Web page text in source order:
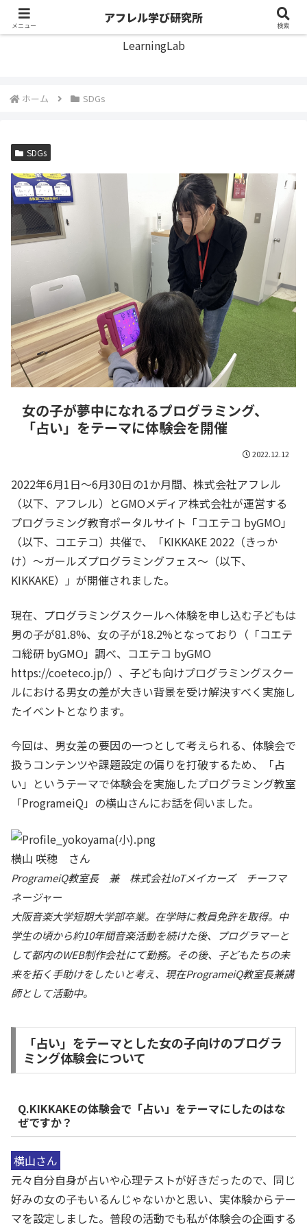
アフレル学び研究所
LearningLab
ホーム SDGs
SDGs
女の子が夢中になれるプログラミング、
「占い」をテーマに体験会を開催
2022.12.12
2022年6月1日～6月30日の1か月間、株式会社アフレル
（以下、アフレル）とGMOメディア株式会社が運営する
プログラミング教育ポータルサイト「コエテコ byGMO」
（以下、コエテコ）共催で、「KIKKAKE 2022（きっか
け）～ガールズプログラミングフェス～（以下、
KIKKAKE）」が開催されました。
現在、プログラミングスクールへ体験を申し込む子どもは
男の子が81.8%、女の子が18.2%となっており（「コエテ
コ総研 byGMO」調べ、コエテコ byGMO
https://coeteco.jp/）、子ども向けプログラミングスクー
ルにおける男女の差が大きい背景を受け解決すべく実施し
たイベントとなります。
今回は、男女差の要因の一つとして考えられる、体験会で
扱うコンテンツや課題設定の偏りを打破するため、「占
い」というテーマで体験会を実施したプログラミング教室
「ProgrameiQ」の横山さんにお話を伺いました。
横山 咲穂 さん
ProgrameiQ教室長 兼 株式会社IoTメイカーズ チーフマ
ネージャー
大阪音楽大学短期大学部卒業。在学時に教員免許を取得。中
学生の頃から約10年間音楽活動を続けた後、プログラマーと
して都内のWEB制作会社にて勤務。その後、子どもたちの未
来を拓く手助けをしたいと考え、現在ProgrameiQ教室長兼講
師として活動中。
「占い」をテーマとした女の子向けのプログラ
ミング体験会について
Q.KIKKAKEの体験会で「占い」をテーマにしたのはな
ぜですか？
横山さん
元々自分自身が占いや心理テストが好きだったので、同じ
好みの女の子もいるんじゃないかと思い、実体験からテー
マを設定しました。普段の活動でも私が体験会の企画する
メニュー
アフレル学び研究所
検索